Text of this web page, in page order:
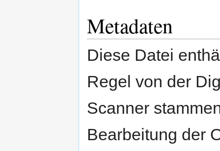
Metadaten
Diese Datei
Regel von der
Scanner
Bearbeitung der